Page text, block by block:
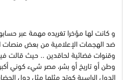
و كانت لها مؤخرا تغريده مهمة عبر
ضد الهجمات الإعلامية من بعض منصات
وقنوات فضائية لحاقدين .. حيث قالت
وطن أو تاريخ أو بشر، مصر شيء كوني
الدول الراسية كوتد مثلها مثل دول